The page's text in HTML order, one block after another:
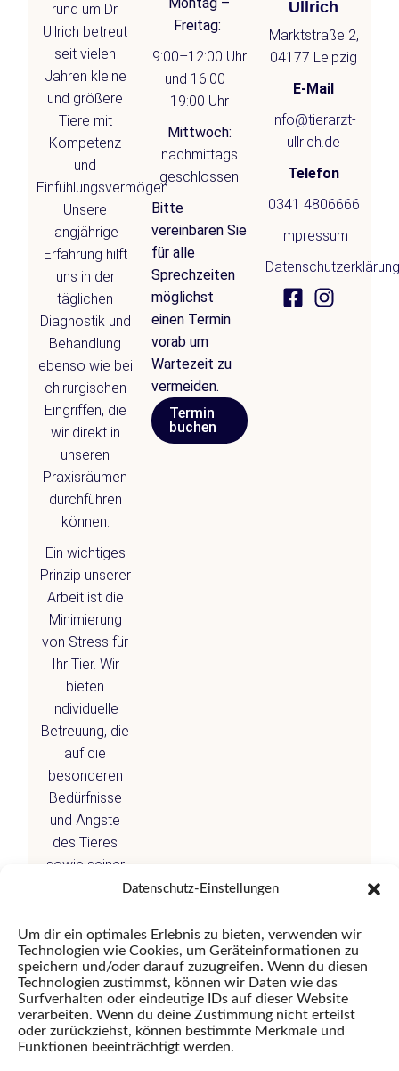
Datenschutz-Einstellungen
Um dir ein optimales Erlebnis zu bieten, verwenden wir
Technologien wie Cookies, um Geräteinformationen zu
speichern und/oder darauf zuzugreifen. Wenn du diesen
Technologien zustimmst, können wir Daten wie das
Surfverhalten oder eindeutige IDs auf dieser Website
verarbeiten. Wenn du deine Zustimmung nicht erteilst
oder zurückziehst, können bestimmte Merkmale und
Funktionen beeinträchtigt werden.
rund um Dr.
Ullrich betreut
seit vielen
Jahren kleine
und größere
Tiere mit
Kompetenz
und
Einfühlungsvermögen.
Unsere
langjährige
Erfahrung hilft
uns in der
täglichen
Diagnostik und
Behandlung
ebenso wie bei
chirurgischen
Eingriffen, die
wir direkt in
unseren
Praxisräumen
durchführen
können.
Ein wichtiges
Prinzip unserer
Arbeit ist die
Minimierung
von Stress für
Ihr Tier. Wir
bieten
individuelle
Betreuung, die
auf die
besonderen
Bedürfnisse
und Ängste
des Tieres
sowie seiner
spezielle
Anliegen
vereinbaren wir
gerne
persönliche
Termine.
Freitag:
9:00–12:00 Uhr
und 16:00–
19:00 Uhr
Mittwoch:
nachmittags
geschlossen
Bitte
vereinbaren Sie
für alle
Sprechzeiten
möglichst
einen Termin
vorab um
Wartezeit zu
vermeiden.
Termin
buchen
Ullrich
Marktstraße 2,
04177 Leipzig
E-Mail
info@tierarzt-
ullrich.de
Telefon
0341 4806666
Impressum